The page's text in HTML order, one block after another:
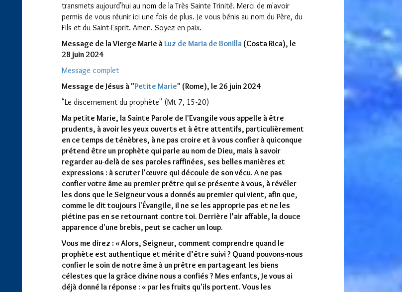
transmets aujourd'hui au nom de la Très Sainte Trinité. Merci de m'avoir
permis de vous réunir ici une fois de plus. Je vous bénis au nom du Père, du
Fils et du Saint-Esprit. Amen. Soyez en paix.
Message de la Vierge Marie à Luz de Maria de Bonilla(Costa Rica), le
28 juin 2024
Message complet
Message de Jésus à "Petite Marie" (Rome), le 26 juin 2024
"Le discernement du prophète" (Mt 7, 15-20)
Ma petite Marie, la Sainte Parole de l'Evangile vous appelle à être
prudents, à avoir les yeux ouverts et à être attentifs, particulièrement
en ce temps de ténèbres, à ne pas croire et à vous confier à quiconque
prétend être un prophète qui parle au nom de Dieu, mais à savoir
regarder au-delà de ses paroles raffinées, ses belles manières et
expressions : à scruter l'œuvre qui découle de son vécu. A ne pas
confier votre âme au premier prêtre qui se présente à vous, à révéler
les dons que le Seigneur vous a donnés au premier qui vient, afin que,
comme le dit toujours l'Évangile, il ne se les approprie pas et ne les
piétine pas en se retournant contre toi. Derrière l’air affable, la douce
apparence d'une brebis, peut se cacher un loup.
Vous me direz : « Alors, Seigneur, comment comprendre quand le
prophète est authentique et mérite d’être suivi ? Quand pouvons-nous
confier le soin de notre âme à un prêtre en partageant les biens
célestes que la grâce divine nous a confiés ? Mes enfants, Je vous ai
déjà donné la réponse : « par les fruits qu'ils portent. Vous les